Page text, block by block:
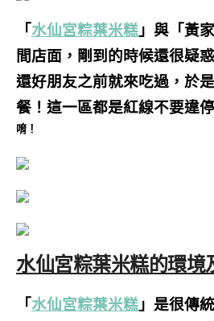
「水仙宮粽葉米糕 」與「黃
間店面，剛到的時候還很疑
還好朋友之前就來吃過，於
餐！ 這一區都是紅線不要違
唷 ！
水仙宮粽葉米糕的環境
「水仙宮粽葉米糕 」是很傳